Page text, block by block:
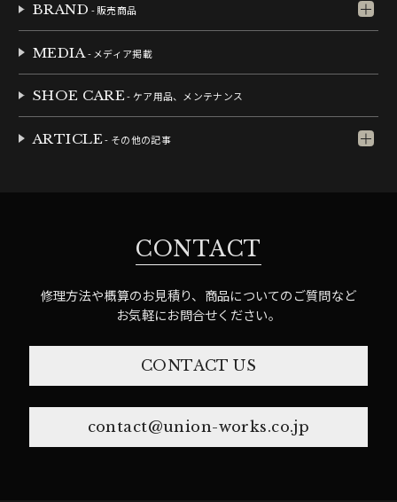
BRAND - 販売商品
MEDIA- メディア掲載
SHOE CARE- ケア用品、メンテナンス
ARTICLE- その他の記事
CONTACT
修理方法や概算のお見積り、商品についてのご質問など
お気軽にお問合せください。
CONTACT US
contact@union-works.co.jp